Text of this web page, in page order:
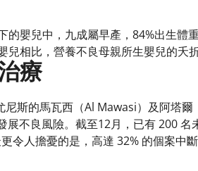
嬰兒中，九成屬早產，84%出生體
相比，營養不良母親所生嬰兒的夭折
療
斯的馬瓦西（Al Mawasi）及阿塔
不良風險。截至12月，已有 200
令人擔憂的是，高達 32% 的個案中